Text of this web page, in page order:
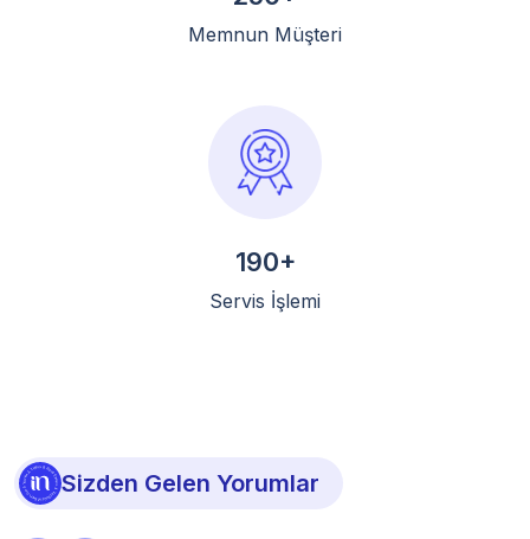
Memnun Müşteri
190+
Servis İşlemi
Sizden Gelen Yorumlar